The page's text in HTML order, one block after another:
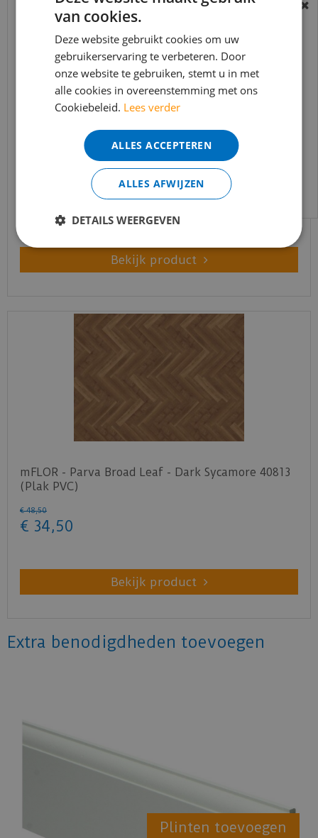
vtwonen - Herringbone Warm Natural (Plak PVC)
Bekijk product
mFLOR - Parva Broad Leaf - Dark Sycamore 40813
(Plak PVC)
€ 48,50
€ 34,50
Bekijk product
Extra benodigdheden toevoegen
Plinten toevoegen
BEREIKBAARHEID
In verband met de vakantie periode zijn wij
t/m 14 augustus telefonisch helaas niet
bereikbaar.
Bestelling worden uiteraard verwerkt
echter iets minder snel dan wat je van ons
gewend bent.
Voor vragen kan je ons bereiken via
info@merkvloerenwinkel.nl
van cookies.
Deze website gebruikt cookies om uw
gebruikerservaring te verbeteren. Door
onze website te gebruiken, stemt u in met
alle cookies in overeenstemming met ons
Cookiebeleid. Lees verder
ALLES ACCEPTEREN
ALLES AFWIJZEN
DETAILS WEERGEVEN